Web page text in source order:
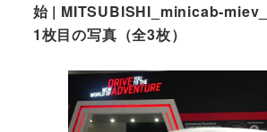
始 | MITSUBISHI_minicab-
1枚目の写真（全3枚）